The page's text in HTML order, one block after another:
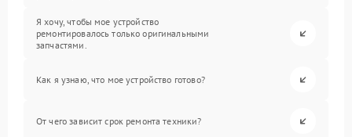
Я хочу, чтобы мое устройство
ремонтировалось только оригинальными
запчастями.
Как я узнаю, что мое устройство готово?
От чего зависит срок ремонта техники?